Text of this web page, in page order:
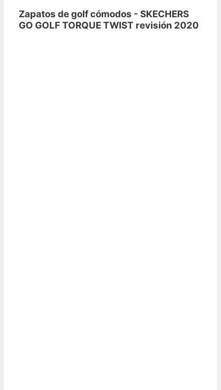
Zapatos de golf cómodos - SKECHERS
GO GOLF TORQUE TWIST revisión 2020